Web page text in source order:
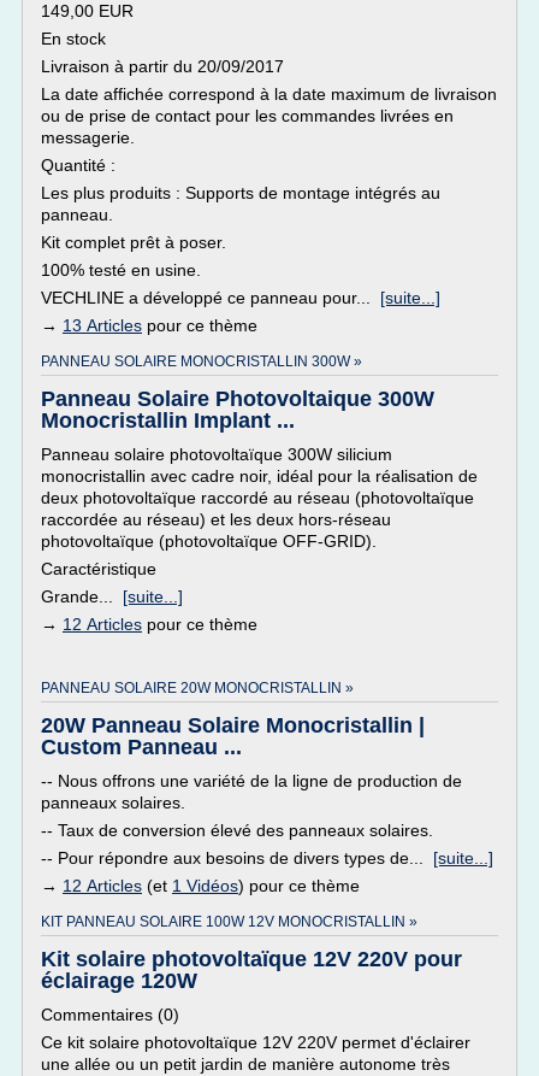
149,00 EUR
En stock
Livraison à partir du 20/09/2017
La date affichée correspond à la date maximum de livraison
ou de prise de contact pour les commandes livrées en
messagerie.
Quantité :
Les plus produits : Supports de montage intégrés au
panneau.
Kit complet prêt à poser.
100% testé en usine.
VECHLINE a développé ce panneau pour... [suite...]
→ 13 Articles pour ce thème
PANNEAU SOLAIRE MONOCRISTALLIN 300W »
Panneau Solaire Photovoltaique 300W
Monocristallin Implant ...
Panneau solaire photovoltaïque 300W silicium
monocristallin avec cadre noir, idéal pour la réalisation de
deux photovoltaïque raccordé au réseau (photovoltaïque
raccordée au réseau) et les deux hors-réseau
photovoltaïque (photovoltaïque OFF-GRID).
Caractéristique
Grande... [suite...]
→ 12 Articles pour ce thème
PANNEAU SOLAIRE 20W MONOCRISTALLIN »
20W Panneau Solaire Monocristallin |
Custom Panneau ...
-- Nous offrons une variété de la ligne de production de
panneaux solaires.
-- Taux de conversion élevé des panneaux solaires.
-- Pour répondre aux besoins de divers types de... [suite...]
→ 12 Articles (et 1 Vidéos) pour ce thème
KIT PANNEAU SOLAIRE 100W 12V MONOCRISTALLIN »
Kit solaire photovoltaïque 12V 220V pour
éclairage 120W
Commentaires (0)
Ce kit solaire photovoltaïque 12V 220V permet d'éclairer
une allée ou un petit jardin de manière autonome très